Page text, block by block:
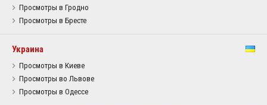
Просмотры в Гродно
Просмотры в Бресте
Украина
Просмотры в Киеве
Просмотры во Львове
Просмотры в Одессе